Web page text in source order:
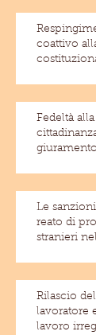
coattivo
Fedeltà
Le
reato di
stranieri
Rilascio
lavoratore
lavoro